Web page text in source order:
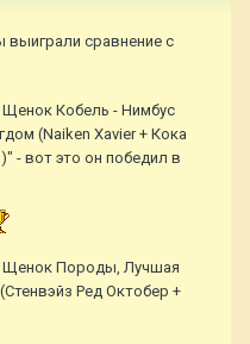
сравнение с
Кобель - Нимбус
(Naiken Xavier + Кока
- вот это он победил в
Щенок Породы, Лучшая
Ред Октобер +